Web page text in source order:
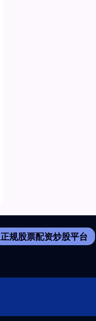
正规股票配资炒股平台